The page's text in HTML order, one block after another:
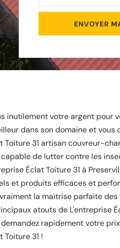
inutilement votre argent pour
dans son domaine et vous
Toiture 31 artisan couvreur-
de lutter contre les
Éclat Toiture 31 à
et produits efficaces et
la maitrise parfaite
atouts de L'entreprise
demandez rapidement votre
Toiture 31 !